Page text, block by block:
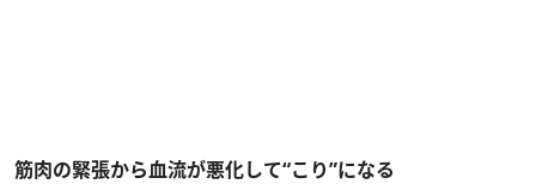
筋肉の緊張から血流が悪化して“こり”になる